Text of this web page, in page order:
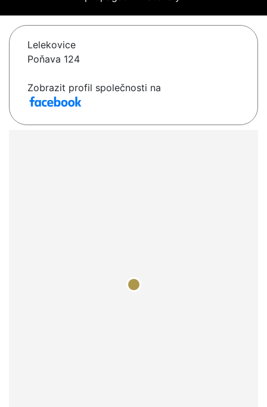
Lelekovice
Poňava 124
Zobrazit profil společnosti na